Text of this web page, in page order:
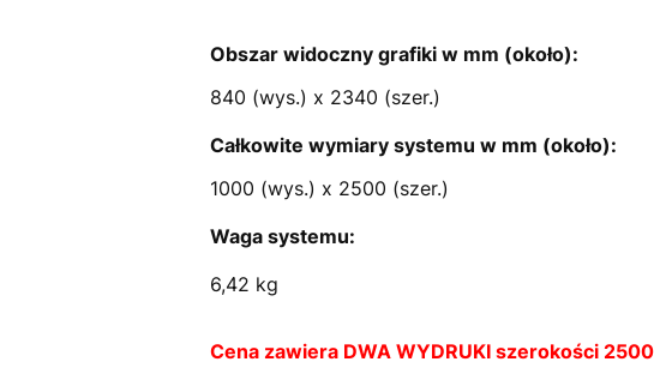
Obszar widoczny grafiki w mm (około):
840 (wys.) x 2340 (szer.)
Całkowite wymiary systemu w mm (około):
1000 (wys.) x 2500 (szer.)
Waga systemu:
6,42 kg
Cena zawiera DWA WYDRUKI szerokości